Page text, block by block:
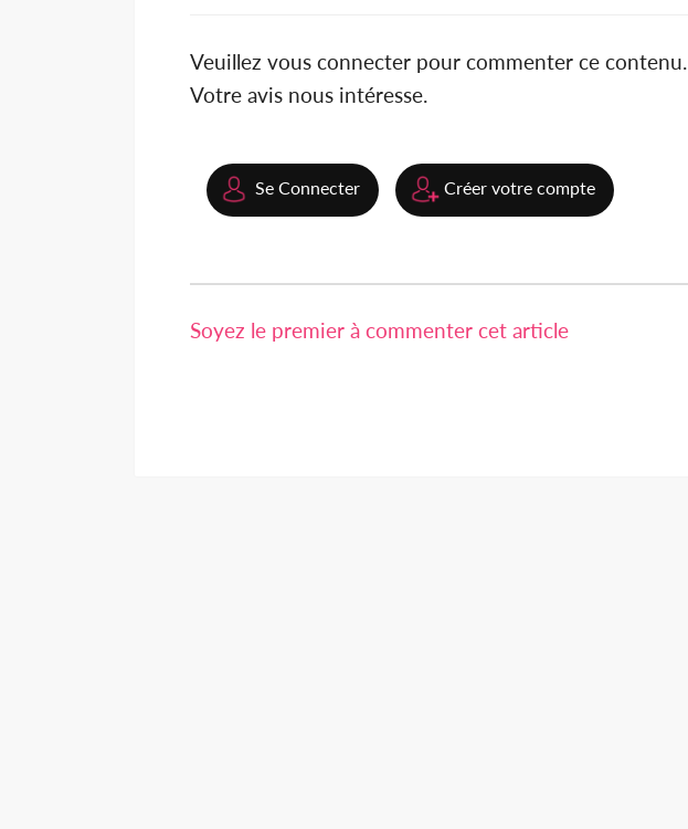
Veuillez vous connecter pour commenter ce contenu.
Votre avis nous intéresse.
Se Connecter Créer votre compte
Soyez le premier à commenter cet article